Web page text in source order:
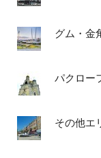
グム・金
パクロー
その他エ